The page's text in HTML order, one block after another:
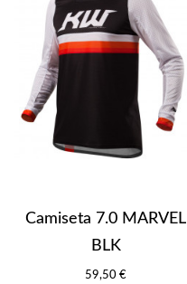
Camiseta 7.0 MARVEL
BLK
59,50 €